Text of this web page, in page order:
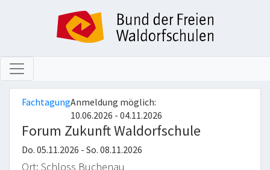
FachtagungAnmeldung möglich:
10.06.2026 - 04.11.2026
Forum Zukunft Waldorfschule
Do. 05.11.2026 - So. 08.11.2026
Ort: Schloss Buchenau